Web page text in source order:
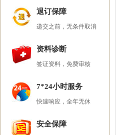
退订保障
递交之前，无条件取消
资料诊断
签证资料，免费审核
7*24小时服务
快速响应，全年无休
安全保障